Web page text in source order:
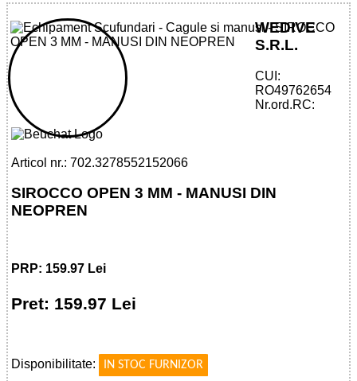
32785521520 - SIROCCO OPEN 3 MM
GLOVES
Articol nr.: 702.3278552152066
SIROCCO OPEN 3 MM - MANUSI DIN
NEOPREN
PRP: 159.97 Lei
Pret: 159.97 Lei
Disponibilitate:
IN STOC FURNIZOR
WEDIVE
S.R.L.
CUI:
RO49762654
Nr.ord.RC: